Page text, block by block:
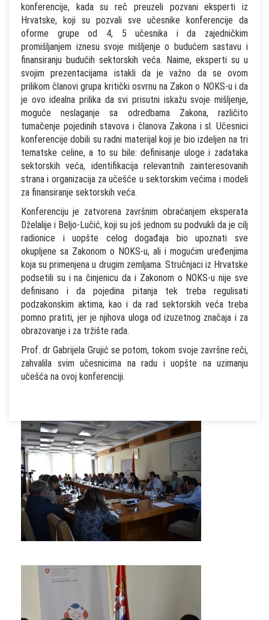
konferencije, kada su reč preuzeli pozvani eksperti iz
Hrvatske, koji su pozvali sve učesnike konferencije da
oforme grupe od 4, 5 učesnika i da zajedničkim
promišljanjem iznesu svoje mišljenje o budućem sastavu i
finansiranju budućih sektorskih veća. Naime, eksperti su u
svojim prezentacijama istakli da je važno da se ovom
prilikom članovi grupa kritički osvrnu na Zakon o NOKS-u i da
je ovo idealna prilika da svi prisutni iskažu svoje mišljenje,
moguće neslaganje sa odredbama Zakona, različito
tumačenje pojedinih stavova i članova Zakona i sl. Učesnici
konferencije dobili su radni materijal koji je bio izdeljen na tri
tematske celine, a to su bile: definisanje uloge i zadataka
sektorskih veća, identifikacija relevantnih zainteresovanih
strana i organizacija za učešće u sektorskim većima i modeli
za finansiranje sektorskih veća.
Konferenciju je zatvorena završnim obraćanjem eksperata
Dželalije i Beljo-Lučić, koji su još jednom su podvukli da je cilj
radionice i uopšte celog događaja bio upoznati sve
okupljene sa Zakonom o NOKS-u, ali i mogućim uređenjima
koja su primenjena u drugim zemljama. Stručnjaci iz Hrvatske
podsetili su i na činjenicu da i Zakonom o NOKS-u nije sve
definisano i da pojedina pitanja tek treba regulisati
podzakonskim aktima, kao i da rad sektorskih veća treba
pomno pratiti, jer je njihova uloga od izuzetnog značaja i za
obrazovanje i za tržište rada.
Prof. dr Gabrijela Grujić se potom, tokom svoje završne reči,
zahvalila svim učesnicima na radu i uopšte na uzimanju
učešća na ovoj konferenciji.